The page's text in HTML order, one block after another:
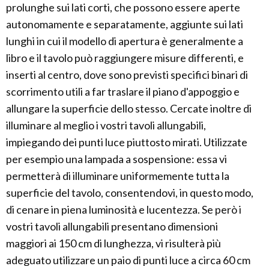
prolunghe sui lati corti, che possono essere aperte
autonomamente e separatamente, aggiunte sui lati
lunghi in cui il modello di apertura è generalmente a
libro e il tavolo può raggiungere misure differenti, e
inserti al centro, dove sono previsti specifici binari di
scorrimento utili a far traslare il piano d'appoggio e
allungare la superficie dello stesso. Cercate inoltre di
illuminare al meglio i vostri tavoli allungabili,
impiegando dei punti luce piuttosto mirati. Utilizzate
per esempio una lampada a sospensione: essa vi
permetterà di illuminare uniformemente tutta la
superficie del tavolo, consentendovi, in questo modo,
di cenare in piena luminosità e lucentezza. Se però i
vostri tavoli allungabili presentano dimensioni
maggiori ai 150 cm di lunghezza, vi risulterà più
adeguato utilizzare un paio di punti luce a circa 60 cm